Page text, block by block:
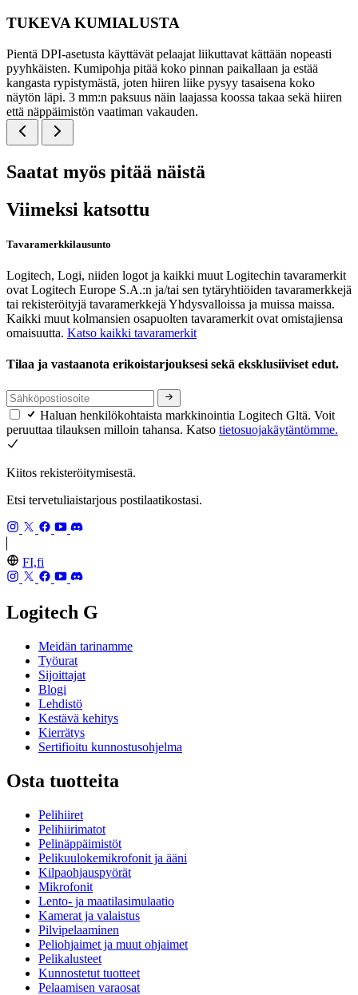
TUKEVA KUMIALUSTA
Pientä DPI-asetusta käyttävät pelaajat liikuttavat kättään nopeasti
pyyhkäisten. Kumipohja pitää koko pinnan paikallaan ja estää
kangasta rypistymästä, joten hiiren liike pysyy tasaisena koko
näytön läpi. 3 mm:n paksuus näin laajassa koossa takaa sekä hiiren
että näppäimistön vaatiman vakauden.
Saatat myös pitää näistä
Viimeksi katsottu
Tavaramerkkilausunto
Logitech, Logi, niiden logot ja kaikki muut Logitechin tavaramerkit
ovat Logitech Europe S.A.:n ja/tai sen tytäryhtiöiden tavaramerkkejä
tai rekisteröityjä tavaramerkkejä Yhdysvalloissa ja muissa maissa.
Kaikki muut kolmansien osapuolten tavaramerkit ovat omistajiensa
omaisuutta. Katso kaikki tavaramerkit
Tilaa ja vastaanota erikoistarjouksesi sekä eksklusiiviset edut.
Haluan henkilökohtaista markkinointia Logitech Gltä. Voit
peruuttaa tilauksen milloin tahansa. Katso tietosuojakäytäntömme.
Kiitos rekisteröitymisestä.
Etsi tervetuliaistarjous postilaatikostasi.
FI,fi
Logitech G
Meidän tarinamme
Työurat
Sijoittajat
Blogi
Lehdistö
Kestävä kehitys
Kierrätys
Sertifioitu kunnostusohjelma
Osta tuotteita
Pelihiiret
Pelihiirimatot
Pelinäppäimistöt
Pelikuulokemikrofonit ja ääni
Kilpaohjauspyörät
Mikrofonit
Lento- ja maatilasimulaatio
Kamerat ja valaistus
Pilvipelaaminen
Peliohjaimet ja muut ohjaimet
Pelikalusteet
Kunnostetut tuotteet
Pelaamisen varaosat